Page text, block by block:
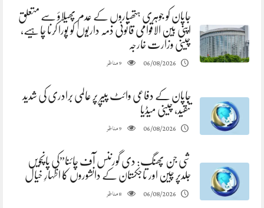
جاپان کو جوہری ہتھیاروں کے عدم پھیلاؤ سے متعلق
اپنی بین الاقوامی قانونی ذمہ داریوں کو پورا کرنا چاہیے،
چینی وزارت خارجہ
06/08/2026
9مناظر
جاپان کے دفاعی وائٹ پیپر پر عالمی برادری کی شدید
تنقید، چینی میڈیا
06/08/2026
9مناظر
شی جن پھنگ: دی گورننس آف چائنا”کی پانچویں
جلدپر چین اور تاجکستان کے دانشوروں کا اظہارِ خیال
06/08/2026
8مناظر